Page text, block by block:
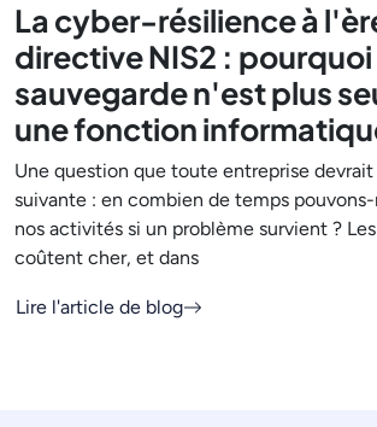
La cyber-résilience à
directive NIS2 : pourquoi
sauvegarde n'est plus
une fonction
Une question que toute entreprise devrait
suivante : en combien de temps
nos activités si un problème survient ?
coûtent cher, et dans
Lire l'article de blog